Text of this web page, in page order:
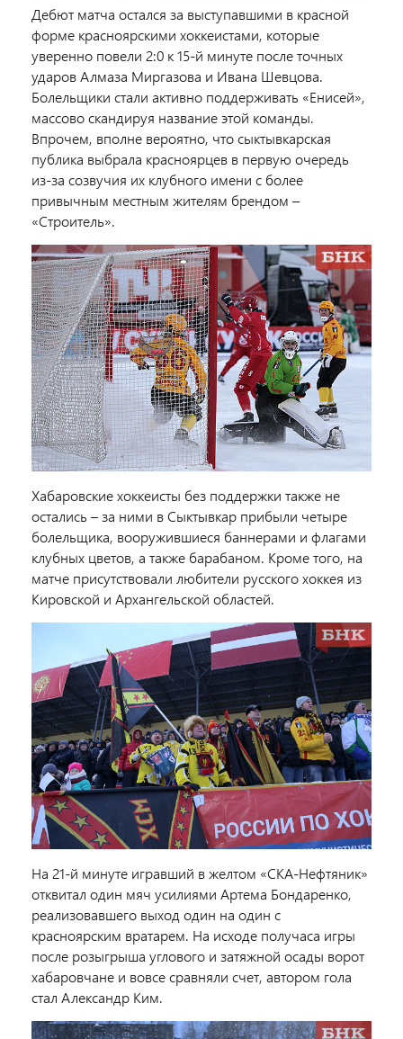
Дебют матча остался за выступавшими в красной
форме красноярскими хоккеистами, которые
уверенно повели 2:0 к 15-й минуте после точных
ударов Алмаза Миргазова и Ивана Шевцова.
Болельщики стали активно поддерживать «Енисей»,
массово скандируя название этой команды.
Впрочем, вполне вероятно, что сыктывкарская
публика выбрала красноярцев в первую очередь
из-за созвучия их клубного имени с более
привычным местным жителям брендом –
«Строитель».
Хабаровские хоккеисты без поддержки также не
остались – за ними в Сыктывкар прибыли четыре
болельщика, вооружившиеся баннерами и флагами
клубных цветов, а также барабаном. Кроме того, на
матче присутствовали любители русского хоккея из
Кировской и Архангельской областей.
На 21-й минуте игравший в желтом «СКА-Нефтяник»
отквитал один мяч усилиями Артема Бондаренко,
реализовавшего выход один на один с
красноярским вратарем. На исходе получаса игры
после розыгрыша углового и затяжной осады ворот
хабаровчане и вовсе сравняли счет, автором гола
стал Александр Ким.